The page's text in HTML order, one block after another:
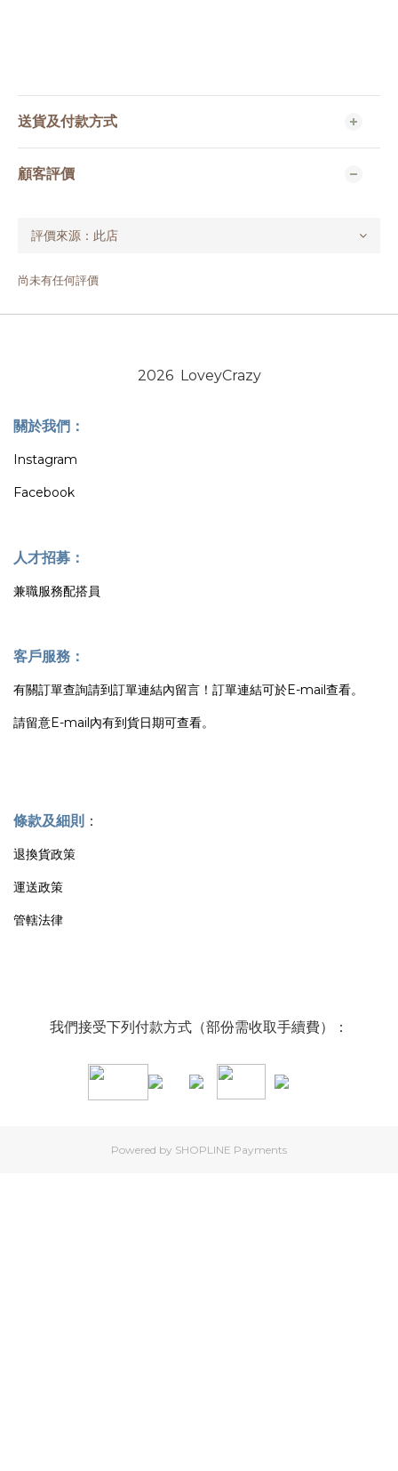
送貨及付款方式
顧客評價
尚未有任何評價
2026 LoveyCrazy
關於我們：
Instagram
Facebook
人才招募：
兼職服務配搭員
客戶服務：
有關訂單查詢請到訂單連結內留言！訂單連結可於E-mail查看。
請留意E-mail內有到貨日期可查看。
條款及細則 ：
退換貨政策
運送政策
管轄法律
我們接受下列付款方式（部份需收取手續費）：
Powered by SHOPLINE Payments